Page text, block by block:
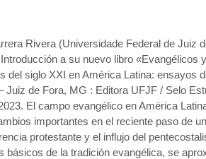
Rivera (Universidade Federal de Juiz
a su nuevo libro «Evangélicos y
del siglo XXI en América Latina: ensayos
Juiz de Fora, MG : Editora UFJF / Selo
El campo evangélico en América
importantes en el reciente paso de
protestante y el influjo del
básicos de la tradición evangélica, se